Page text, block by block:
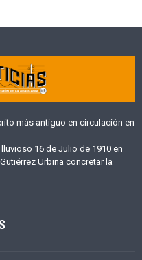
más antiguo en circulación en
16 de Julio de 1910 en
Urbina concretar la